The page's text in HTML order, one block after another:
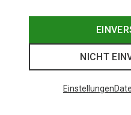
NICHT
Einstellungen